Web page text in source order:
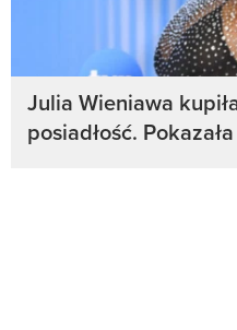
Julia Wieniawa
posiadłość.